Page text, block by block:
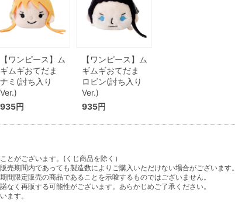
【ワンピース】ム
ギムギおてだま
ナミ(討ち入り
Ver.)
935円
【ワンピース】ム
ギムギおてだま
ロビン(討ち入り
Ver.)
935円
とがございます。(くじ商品を除く）
期間内であっても製造数によりご購入いただけない場合がございます。
限定販売の商品であることを示唆するものではございません。
く再販する可能性がございます。あらかじめご了承ください。
ます。